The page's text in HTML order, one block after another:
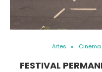
Artes Cinema
FESTIVAL